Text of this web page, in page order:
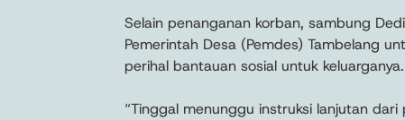
Selain penanganan korban, sambung
Pemerintah Desa (Pemdes) Tambelang
perihal bantauan sosial untuk keluarganya.
“Tinggal menunggu instruksi lanjutan